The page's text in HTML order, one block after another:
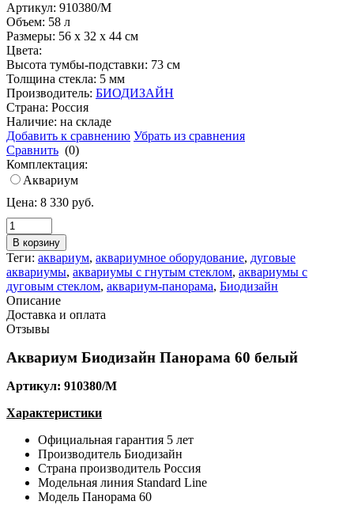
Артикул: 910380/M
Объем: 58 л
Размеры: 56 x 32 x 44 см
Цвета:
Высота тумбы-подставки: 73 см
Толщина стекла: 5 мм
Производитель: БИОДИЗАЙН
Страна: Россия
Наличие: на складе
Добавить к сравнению Убрать из сравнения
Сравнить (0)
Комплектация:
Аквариум
Цена: 8 330 руб.
В корзину
Теги: аквариум, аквариумное оборудование, дуговые
аквариумы, аквариумы с гнутым стеклом, аквариумы с
дуговым стеклом, аквариум-панорама, Биодизайн
Описание
Доставка и оплата
Отзывы
Аквариум Биодизайн Панорама 60 белый
Артикул: 910380/M
Характеристики
Официальная гарантия 5 лет
Производитель Биодизайн
Страна производитель Россия
Модельная линия Standard Line
Модель Панорама 60